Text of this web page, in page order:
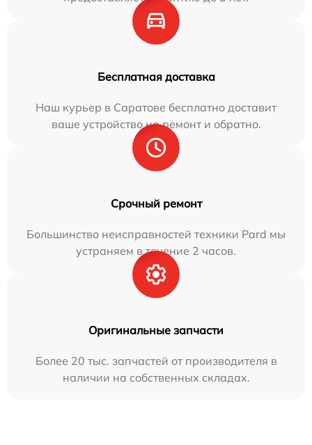
Бесплатная доставка
Наш курьер в Саратове бесплатно доставит
ваше устройство на ремонт и обратно.
Срочный ремонт
Большинство неисправностей техники Pard мы
устраняем в течение 2 часов.
Оригинальные запчасти
Более 20 тыс. запчастей от производителя в
наличии на собственных складах.